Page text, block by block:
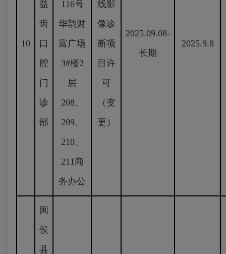
10
益
齿
口
腔
门
诊
部
116号
华韵财
富广场
3#楼2
层
208、
209、
210、
211商
务办公
线影
像诊
断项
目许
可
（变
更）
2025.09.08-
长期
2025.9.8
闽
侯
县